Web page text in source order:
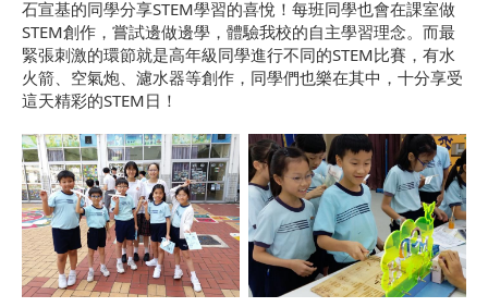
石宣基的同學分享STEM學習的喜悅！每班同學也會在課室做
STEM創作，嘗試邊做邊學，體驗我校的自主學習理念。而最
緊張刺激的環節就是高年級同學進行不同的STEM比賽，有水
火箭、空氣炮、濾水器等創作，同學們也樂在其中，十分享受
這天精彩的STEM日！